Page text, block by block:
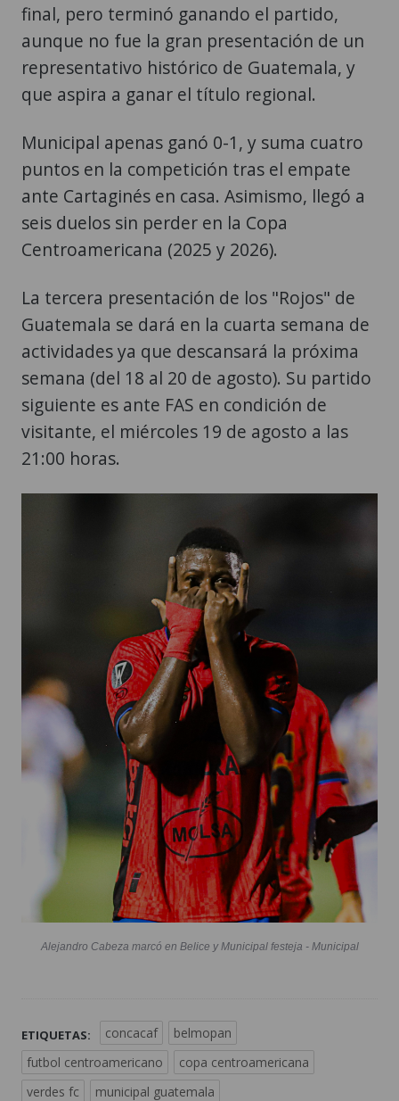
final, pero terminó ganando el partido,
aunque no fue la gran presentación de un
representativo histórico de Guatemala, y
que aspira a ganar el título regional.
Municipal apenas ganó 0-1, y suma cuatro
puntos en la competición tras el empate
ante Cartaginés en casa. Asimismo, llegó a
seis duelos sin perder en la Copa
Centroamericana (2025 y 2026).
La tercera presentación de los "Rojos" de
Guatemala se dará en la cuarta semana de
actividades ya que descansará la próxima
semana (del 18 al 20 de agosto). Su partido
siguiente es ante FAS en condición de
visitante, el miércoles 19 de agosto a las
21:00 horas.
Alejandro Cabeza marcó en Belice y Municipal festeja - Municipal
ETIQUETAS: concacaf
belmopan
futbol centroamericano
copa centroamericana
verdes fc
municipal guatemala